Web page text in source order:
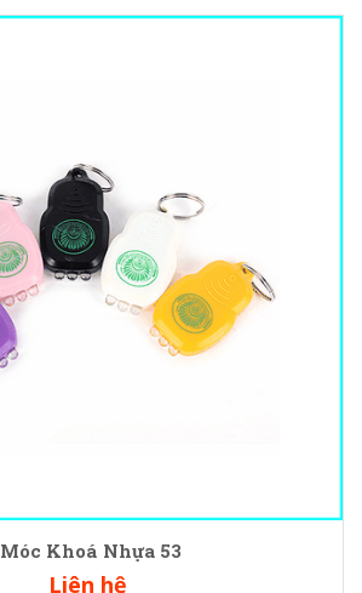
Móc Khoá Nhựa 53
Liên hệ